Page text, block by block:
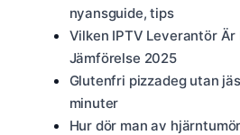
nyansguide, tips
Vilken IPTV Leverantör Är
Jämförelse 2025
Glutenfri pizzadeg utan
minuter
Hur dör man av